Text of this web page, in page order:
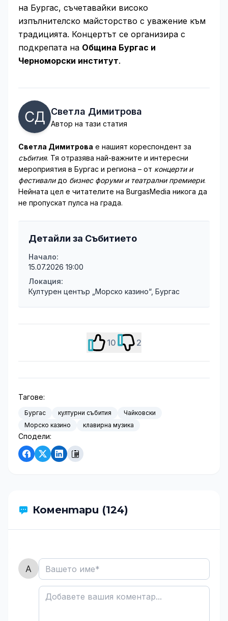
на Бургас, съчетавайки високо
изпълнителско майсторство с уважение към
традицията. Концертът се организира с
подкрепата на Община Бургас и
Черноморски институт.
Светла Димитрова
Автор на тази статия
Светла Димитрова е нашият кореспондент за
събития. Тя отразява най-важните и интересни
мероприятия в Бургас и региона – от концерти и
фестивалидо бизнес форуми и театрални премиери.
Нейната цел е читателите на BurgasMedia никога да
не пропускат пулса на града.
Детайли за Събитието
Начало:
15.07.2026 19:00
Локация:
Културен център „Морско казино“, Бургас
10 2
Тагове:
Бургас културни събития
Чайковски
Морско казино
клавирна музика
Сподели:
Коментари (124)